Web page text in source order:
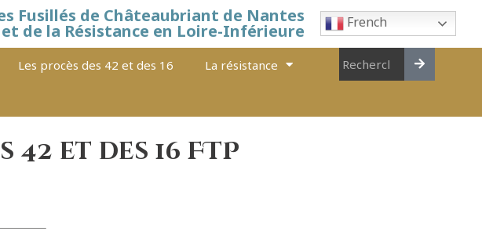
Fusillés de Châteaubriant de Nantes
et de la Résistance en Loire-Inférieure French
Les procès des 42 et des 16 La résistance
et des 16 FTP